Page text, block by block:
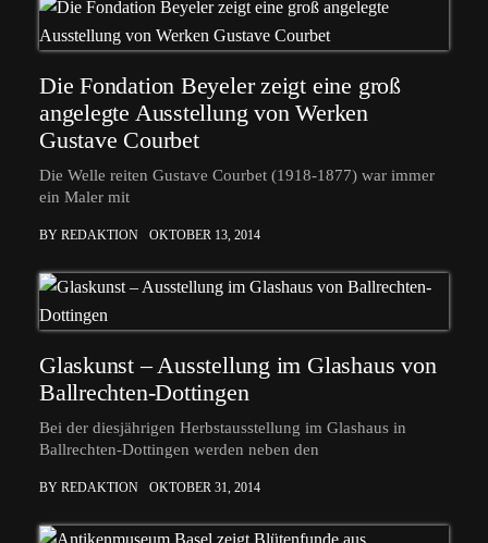
Die Fondation Beyeler zeigt eine groß
angelegte Ausstellung von Werken
Gustave Courbet
Die Welle reiten Gustave Courbet (1918-1877) war immer
ein Maler mit
BY REDAKTION OKTOBER 13, 2014
Glaskunst – Ausstellung im Glashaus von
Ballrechten-Dottingen
Bei der diesjährigen Herbstausstellung im Glashaus in
Ballrechten-Dottingen werden neben den
BY REDAKTION OKTOBER 31, 2014